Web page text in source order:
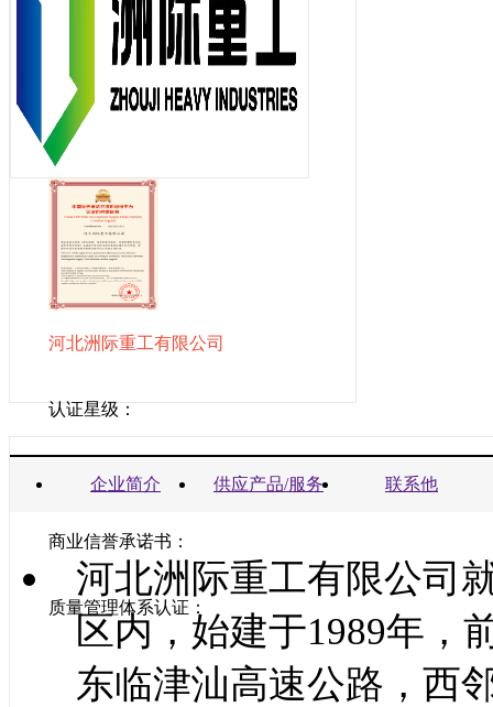
河北洲际重工有限公司
认证星级：
营业执照：
商业信誉承诺书：
质量管理体系认证：
企业简介 供应产品/服务 联系他
河北洲际重工有限公司
区内，始建于1989年，
东临津汕高速公路，西